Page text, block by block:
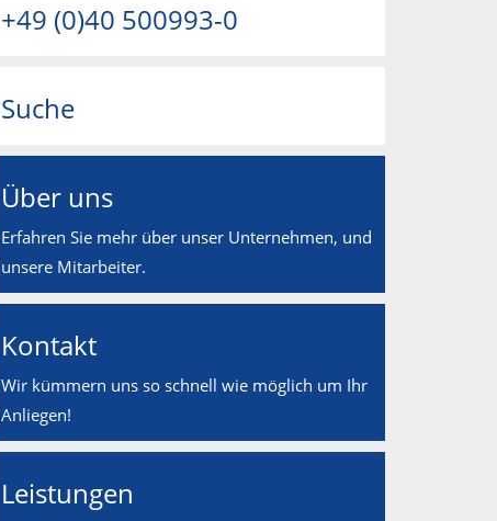
+49 (0)40 500993-0
Suche
Über uns
Erfahren Sie mehr über unser Unternehmen, und
unsere Mitarbeiter.
Kontakt
Wir kümmern uns so schnell wie möglich um Ihr
Anliegen!
Leistungen